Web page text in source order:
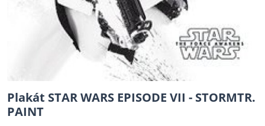
Plakát STAR WARS EPISODE VII - STORMTR.
PAINT